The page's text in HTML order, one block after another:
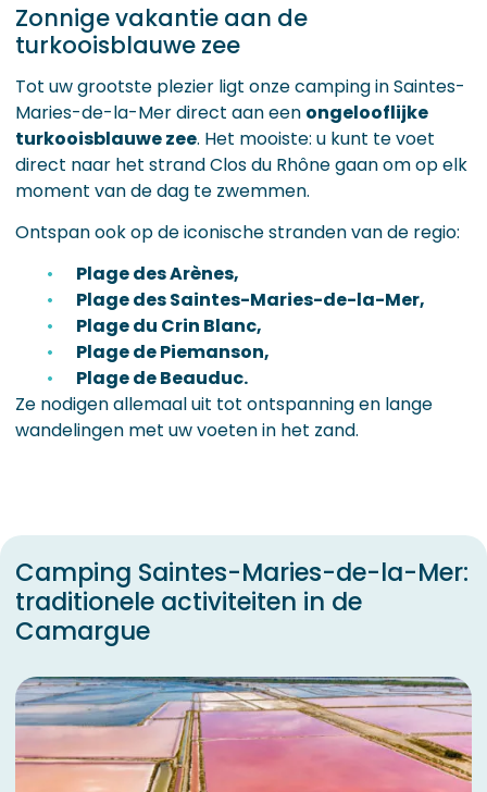
Zonnige vakantie aan de
turkooisblauwe zee
Tot uw grootste plezier ligt onze camping in Saintes-
Maries-de-la-Mer direct aan een ongelooflijke
turkooisblauwe zee. Het mooiste: u kunt te voet
direct naar het strand Clos du Rhône gaan om op elk
moment van de dag te zwemmen.
Ontspan ook op de iconische stranden van de regio:
Plage des Arènes,
Plage des Saintes-Maries-de-la-Mer,
Plage du Crin Blanc,
Plage de Piemanson,
Plage de Beauduc.
Ze nodigen allemaal uit tot ontspanning en lange
wandelingen met uw voeten in het zand.
Camping Saintes-Maries-de-la-Mer:
traditionele activiteiten in de
Camargue